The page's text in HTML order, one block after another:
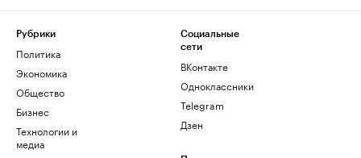
Рубрики
Политика
Экономика
Общество
Бизнес
Технологии и
медиа
Социальные
сети
ВКонтакте
Одноклассники
Telegram
Дзен